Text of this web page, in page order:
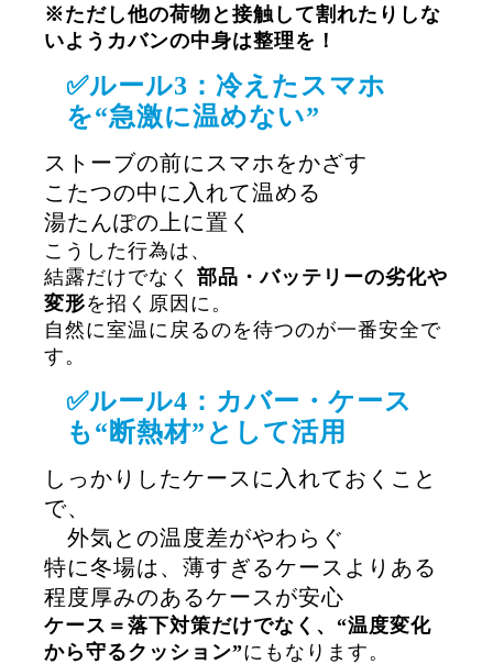
※ただし他の荷物と接触して割れたりしな
いようカバンの中身は整理を！
✅ルール3：冷えたスマホ
を“急激に温めない”
ストーブの前にスマホをかざす
こたつの中に入れて温める
湯たんぽの上に置く
こうした行為は、
結露だけでなく 部品・バッテリーの劣化や
変形を招く原因に。
自然に室温に戻るのを待つのが一番安全で
す。
✅ルール4：カバー・ケース
も“断熱材”として活用
しっかりしたケースに入れておくこと
で、
外気との温度差がやわらぐ
特に冬場は、薄すぎるケースよりある
程度厚みのあるケースが安心
ケース＝落下対策だけでなく、“温度変化
から守るクッション”にもなります。